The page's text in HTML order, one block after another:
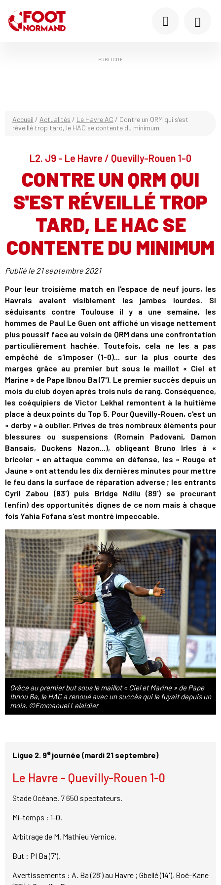
PUBLICITÉ
Accueil / Actualités / Le Havre AC / Contre un QRM qui s’est
réveillé trop tard, le HAC se contente du minimum
L2. J9 - Le Havre / Quevilly-Rouen 1-0
CONTRE UN QRM QUI
S'EST RÉVEILLÉ TROP
TARD, LE HAC SE
CONTENTE DU MINIMUM
Publié le 21 septembre 2021
Pour leur troisième match en l'espace de neuf jours, les
Havrais avaient visiblement les jambes lourdes. Si
séduisants contre Toulouse il y a une semaine, les
hommes de Paul Le Guen ont affiché un visage nettement
plus poussif face au voisin de QRM dans une confrontation
particulièrement hachée. Toutefois, cela ne les a pas
empêché de s'imposer (1-0)... sur la plus courte des
marges grâce au premier but sous le maillot « Ciel et
Marine » de Pape Ibnou Ba (7'). Le premier succès depuis un
mois du club doyen après trois nuls de rang. Conséquence,
les coéquipiers de Victor Lekhal remontent à la huitième
place à deux points du Top 5. Pour Quevilly-Rouen, c'est un
« derby » à oublier. Privés de très nombreux éléments pour
blessures ou suspensions (Romain Padovani, Damon
Bansais, Duckens Nazon...), obligeant Bruno Irles à «
bricoler » en attaque comme en défense, les « Rouge et
Jaune » ont attendu les dix dernières minutes pour mettre
le feu dans la surface de réparation adverse ; les entrants
Cyril Zabou (83') puis Bridge Ndilu (89') se procurant
(enfin) des opportunités dignes de ce nom mais à chaque
fois Yahia Fofana s'est montré impeccable.
Grâce au premier but sous le maillot « Ciel et Marine » de Pape
Ibnou Ba, le HAC a renoué avec un succès qui le fuyait depuis un
mois. ©Emmanuel Lelaidier
Ligue 2. 9ejournée (mardi 21 septembre)
Le Havre - Quevilly-Rouen 1-0
Stade Océane. 7 650 spectateurs.
Mi-temps : 1-0.
Arbitrage de M. Mathieu Vernice.
But : PI Ba (7').
Avertissements : A. Ba (28') au Havre ; Gbellé (14'), Boé-Kane